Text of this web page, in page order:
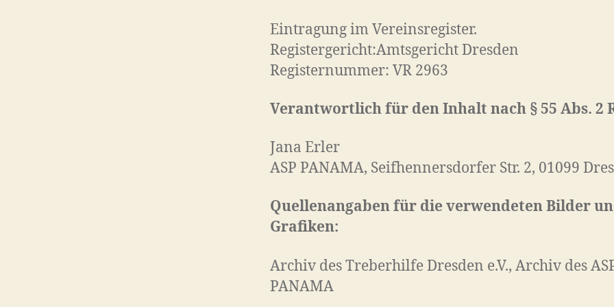
Eintragung im Vereinsregister.
Registergericht:Amtsgericht Dresden
Registernummer: VR 2963
Verantwortlich für den Inhalt nach § 55 Abs. 2
Jana Erler
ASP PANAMA, Seifhennersdorfer Str. 2, 01099
Quellenangaben für die verwendeten Bilder
Grafiken:
Archiv des Treberhilfe Dresden e.V., Archiv des
PANAMA